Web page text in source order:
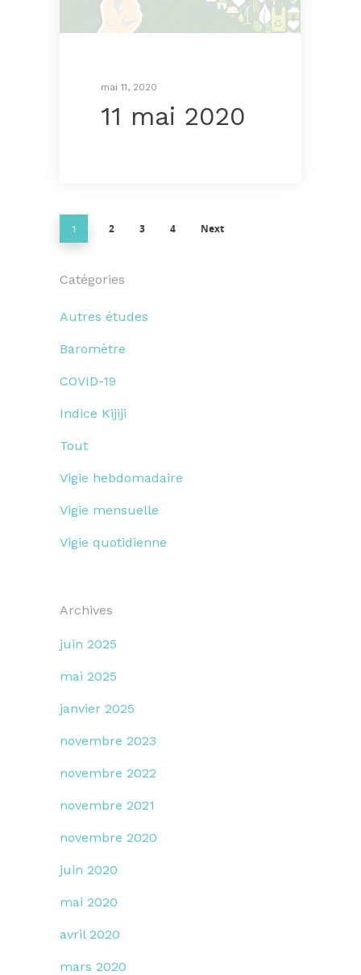
mai 11, 2020
11 mai 2020
1 2 3 4 Next
Catégories
Autres études
Baromètre
COVID-19
Indice Kijiji
Tout
Vigie hebdomadaire
Vigie mensuelle
Vigie quotidienne
Archives
juin 2025
mai 2025
janvier 2025
novembre 2023
novembre 2022
novembre 2021
novembre 2020
juin 2020
mai 2020
avril 2020
mars 2020